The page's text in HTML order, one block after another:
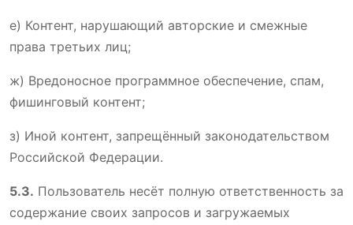
е) Контент, нарушающий авторские и смежные
права третьих лиц;
ж) Вредоносное программное обеспечение, спам,
фишинговый контент;
з) Иной контент, запрещённый законодательством
Российской Федерации.
5.3. Пользователь несёт полную ответственность за
содержание своих запросов и загружаемых